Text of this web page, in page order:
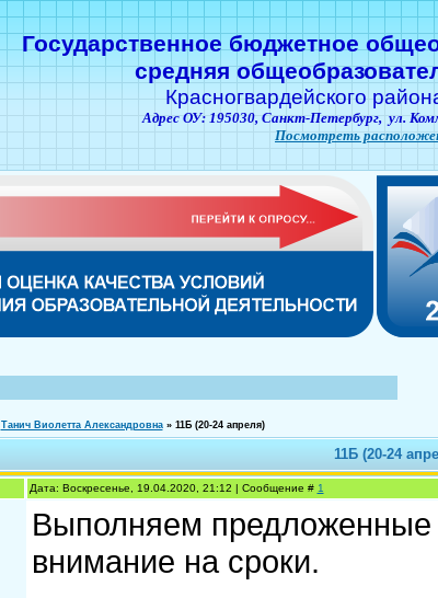
Государственное бюджетное
средняя
Красногвардейского
Адрес ОУ: 195030, Санкт-Петербург, ул.
Посмотреть
Танич Виолетта Александровна » 11Б (20-24 апреля)
11Б (20-24
Дата: Воскресенье, 19.04.2020, 21:12 | Сообщение # 1
Выполняем предложенные
внимание на сроки.